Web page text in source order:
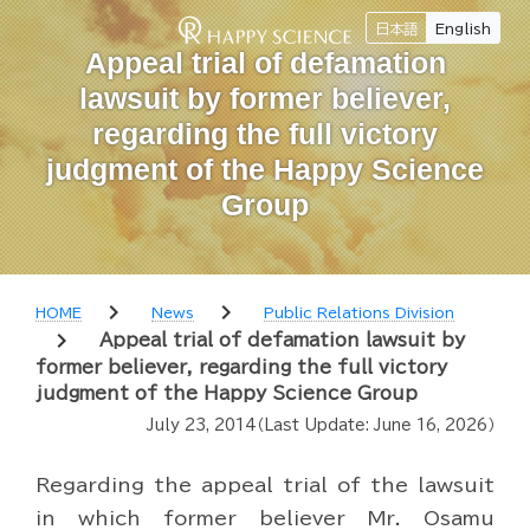
日本語 English
Appeal trial of defamation
lawsuit by former believer,
regarding the full victory
judgment of the Happy Science
Group
HOME chevron_right News chevron_right Public Relations Division
chevron_right
Appeal trial of defamation lawsuit by
former believer, regarding the full victory
judgment of the Happy Science Group
July 23, 2014 （Last Update:June 16, 2026 ）
Regarding the appeal trial of the lawsuit
in which former believer Mr. Osamu